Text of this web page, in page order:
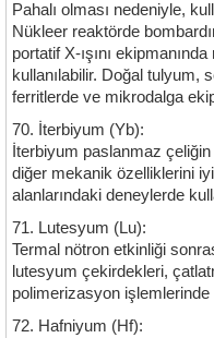
Pahalı olması nedeniyle,
Nükleer reaktörde
portatif X-ışını
kullanılabilir. Doğal tulyum,
ferritlerde ve mikrodalga
70. İterbiyum (Yb):
İterbiyum paslanmaz çeliğin
diğer mekanik özelliklerini
alanlarındaki deneylerde
71. Lutesyum (Lu):
Termal nötron etkinliği
lutesyum çekirdekleri,
polimerizasyon işlemlerinde
72. Hafniyum (Hf):